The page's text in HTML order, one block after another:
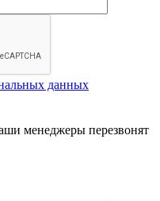
данных
менеджеры перезвонят